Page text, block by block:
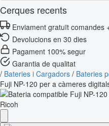
Cerques recents
Enviament gratuït comandes
Devolucions en 30 dies
Pagament 100% segur
Garantia de qualitat
/ Bateries i Cargadors / Bateries
Fuji NP-120 per a càmeres